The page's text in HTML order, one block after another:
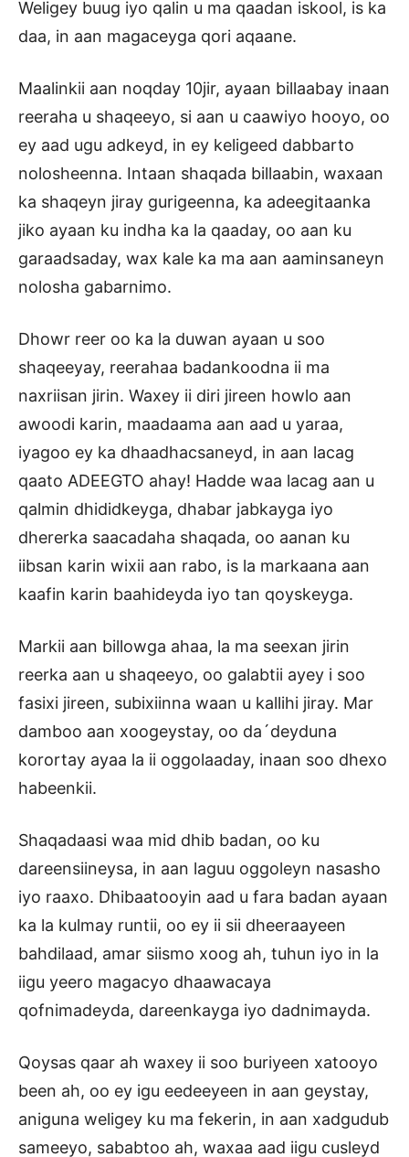
Weligey buug iyo qalin u ma qaadan iskool, is ka
daa, in aan magaceyga qori aqaane.
Maalinkii aan noqday 10jir, ayaan billaabay inaan
reeraha u shaqeeyo, si aan u caawiyo hooyo, oo
ey aad ugu adkeyd, in ey keligeed dabbarto
nolosheenna. Intaan shaqada billaabin, waxaan
ka shaqeyn jiray gurigeenna, ka adeegitaanka
jiko ayaan ku indha ka la qaaday, oo aan ku
garaadsaday, wax kale ka ma aan aaminsaneyn
nolosha gabarnimo.
Dhowr reer oo ka la duwan ayaan u soo
shaqeeyay, reerahaa badankoodna ii ma
naxriisan jirin. Waxey ii diri jireen howlo aan
awoodi karin, maadaama aan aad u yaraa,
iyagoo ey ka dhaadhacsaneyd, in aan lacag
qaato ADEEGTO ahay! Hadde waa lacag aan u
qalmin dhididkeyga, dhabar jabkayga iyo
dhererka saacadaha shaqada, oo aanan ku
iibsan karin wixii aan rabo, is la markaana aan
kaafin karin baahideyda iyo tan qoyskeyga.
Markii aan billowga ahaa, la ma seexan jirin
reerka aan u shaqeeyo, oo galabtii ayey i soo
fasixi jireen, subixiinna waan u kallihi jiray. Mar
damboo aan xoogeystay, oo da´deyduna
korortay ayaa la ii oggolaaday, inaan soo dhexo
habeenkii.
Shaqadaasi waa mid dhib badan, oo ku
dareensiineysa, in aan laguu oggoleyn nasasho
iyo raaxo. Dhibaatooyin aad u fara badan ayaan
ka la kulmay runtii, oo ey ii sii dheeraayeen
bahdilaad, amar siismo xoog ah, tuhun iyo in la
iigu yeero magacyo dhaawacaya
qofnimadeyda, dareenkayga iyo dadnimayda.
Qoysas qaar ah waxey ii soo buriyeen xatooyo
been ah, oo ey igu eedeeyeen in aan geystay,
aniguna weligey ku ma fekerin, in aan xadgudub
sameeyo, sababtoo ah, waxaa aad iigu cusleyd